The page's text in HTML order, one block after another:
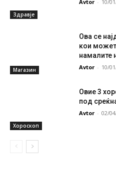
Здравје
Avtor - 10/
Магазин
Ова се
кои
намалите
Avtor - 10/
Хороскоп
Овие 3
под
Avtor - 02/